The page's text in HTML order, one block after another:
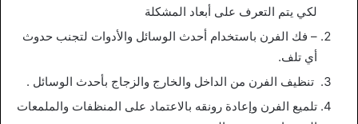
لكي يتم التعرف على أبعاد المشكلة
– فك الفرن باستخدام أحدث الوسائل والأدوات لتجنب حدوث
أي تلف.
تنظيف الفرن من الداخل والخارج والزجاج بأحدث الوسائل .
تلميع الفرن وإعادة رونقه بالاعتماد على المنظفات والملمعات